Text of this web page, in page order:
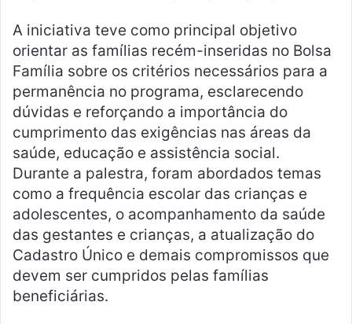
A iniciativa teve como principal objetivo
orientar as famílias recém-inseridas no Bolsa
Família sobre os critérios necessários para a
permanência no programa, esclarecendo
dúvidas e reforçando a importância do
cumprimento das exigências nas áreas da
saúde, educação e assistência social.
Durante a palestra, foram abordados temas
como a frequência escolar das crianças e
adolescentes, o acompanhamento da saúde
das gestantes e crianças, a atualização do
Cadastro Único e demais compromissos que
devem ser cumpridos pelas famílias
beneficiárias.